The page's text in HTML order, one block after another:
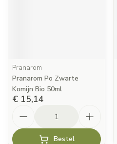
Pranarom
Pranarom Po Zwarte
Komijn Bio 50ml
€ 15,14
Bestel